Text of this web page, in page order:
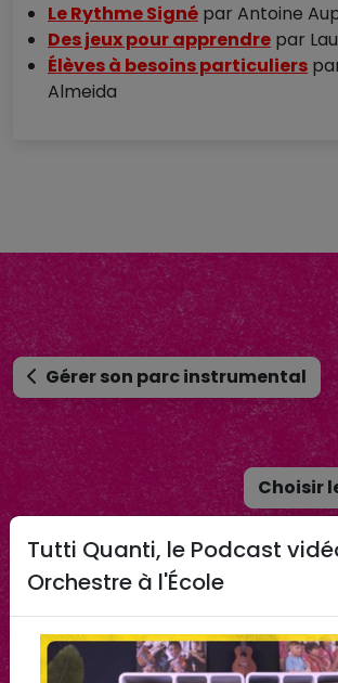
Le Rythme Signé par Antoine
Des jeux pour apprendre par
Élèves à besoins particuliers
Almeida
Gérer son parc instrumental
Choisir
II. Se former
III. Orchestre au quotidien
Penser le parcours découverte
Organiser les séances
Tutti Quanti, le Podcast
Orchestre à l'École